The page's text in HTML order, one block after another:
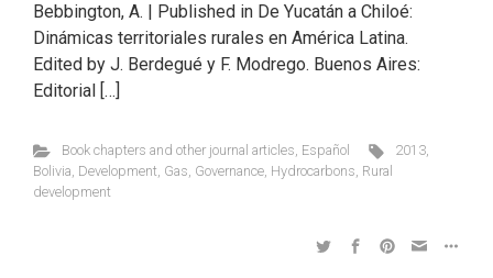
Bebbington, A. | Published in De Yucatán a Chiloé:
Dinámicas territoriales rurales en América Latina.
Edited by J. Berdegué y F. Modrego. Buenos Aires:
Editorial […]
Book chapters and other journal articles, Español 2013,
Bolivia, Development, Gas, Governance, Hydrocarbons, Rural
development